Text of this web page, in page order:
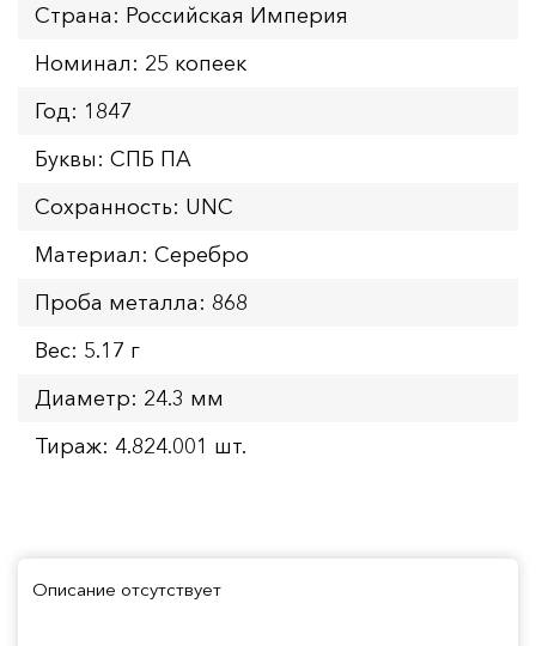
Страна: Российская Империя
Номинал: 25 копеек
Год: 1847
Буквы: СПБ ПА
Сохранность: UNC
Материал: Серебро
Проба металла: 868
Вес: 5.17 г
Диаметр: 24.3 мм
Тираж: 4.824.001 шт.
Описание отсутствует